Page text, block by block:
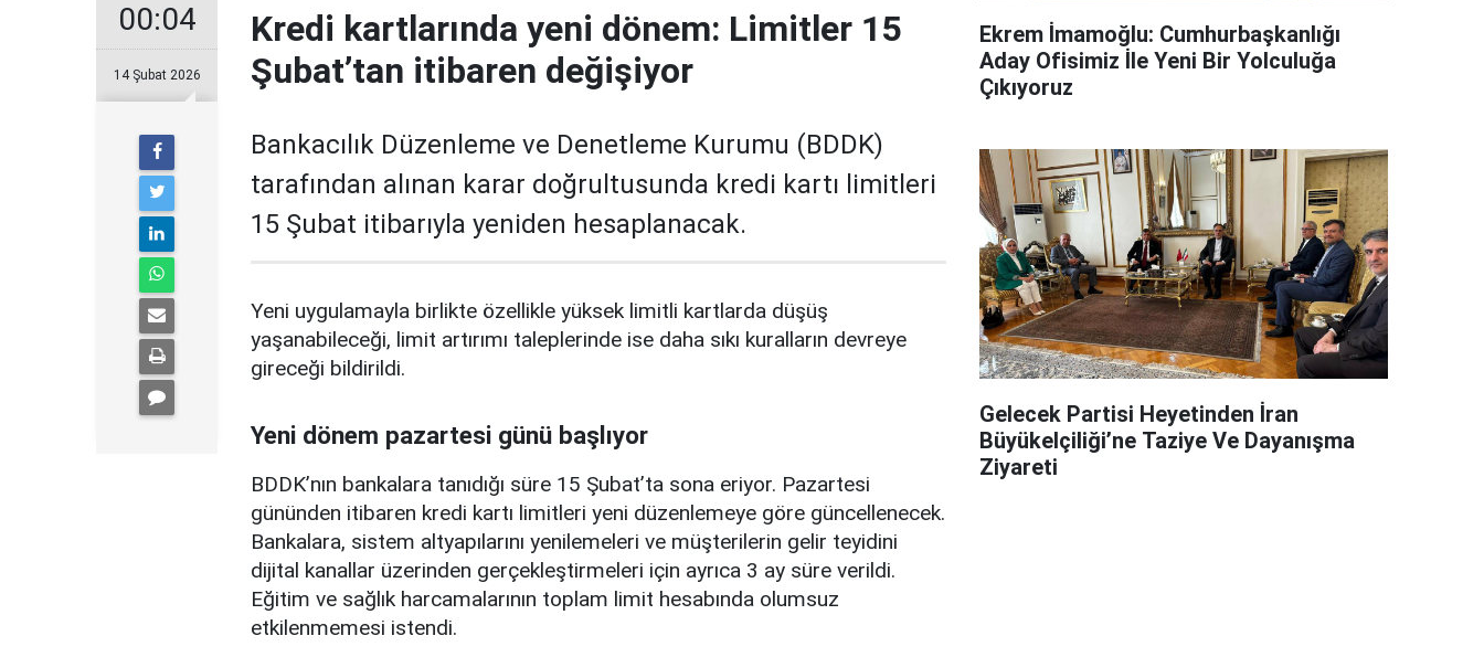
00:04
14 Şubat 2026
Kredi kartlarında yeni dönem: Limitler 15
Şubat’tan itibaren değişiyor
Bankacılık Düzenleme ve Denetleme Kurumu (BDDK)
tarafından alınan karar doğrultusunda kredi kartı limitleri
15 Şubat itibarıyla yeniden hesaplanacak.
Yeni uygulamayla birlikte özellikle yüksek limitli kartlarda düşüş
yaşanabileceği, limit artırımı taleplerinde ise daha sıkı kuralların devreye
gireceği bildirildi.
Yeni dönem pazartesi günü başlıyor
BDDK’nın bankalara tanıdığı süre 15 Şubat’ta sona eriyor. Pazartesi
gününden itibaren kredi kartı limitleri yeni düzenlemeye göre güncellenecek.
Bankalara, sistem altyapılarını yenilemeleri ve müşterilerin gelir teyidini
dijital kanallar üzerinden gerçekleştirmeleri için ayrıca 3 ay süre verildi.
Eğitim ve sağlık harcamalarının toplam limit hesabında olumsuz
etkilenmemesi istendi.
Ekrem İmamoğlu: Cumhurbaşkanlığı
Aday Ofisimiz İle Yeni Bir Yolculuğa
Çıkıyoruz
Gelecek Partisi Heyetinden İran
Büyükelçiliği’ne Taziye Ve Dayanışma
Ziyareti